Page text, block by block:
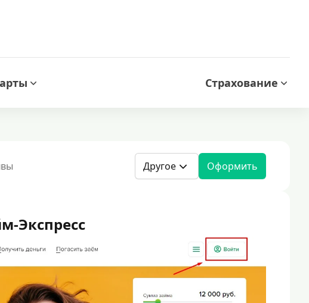
Страхование
Другое Оформить
Экспресс